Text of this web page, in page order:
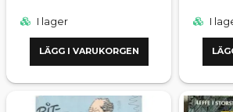
I lager
LÄGG I VARUKORGEN
I